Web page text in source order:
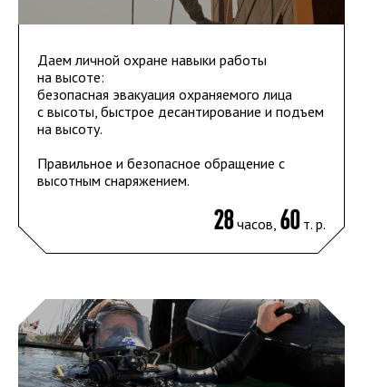
Даемличной охране навыки работы
на высоте:
безопасная эвакуация охраняемого лица
с высоты, быстрое десантирование и подъем
на высоту.
Правильное и безопасное обращение с
высотным снаряжением.
28часов, 60т. р.